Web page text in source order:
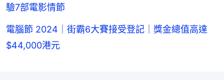
驗7部電影情節
電腦節 2024｜街霸6大賽接受登記｜獎金總值高達
$44,000港元